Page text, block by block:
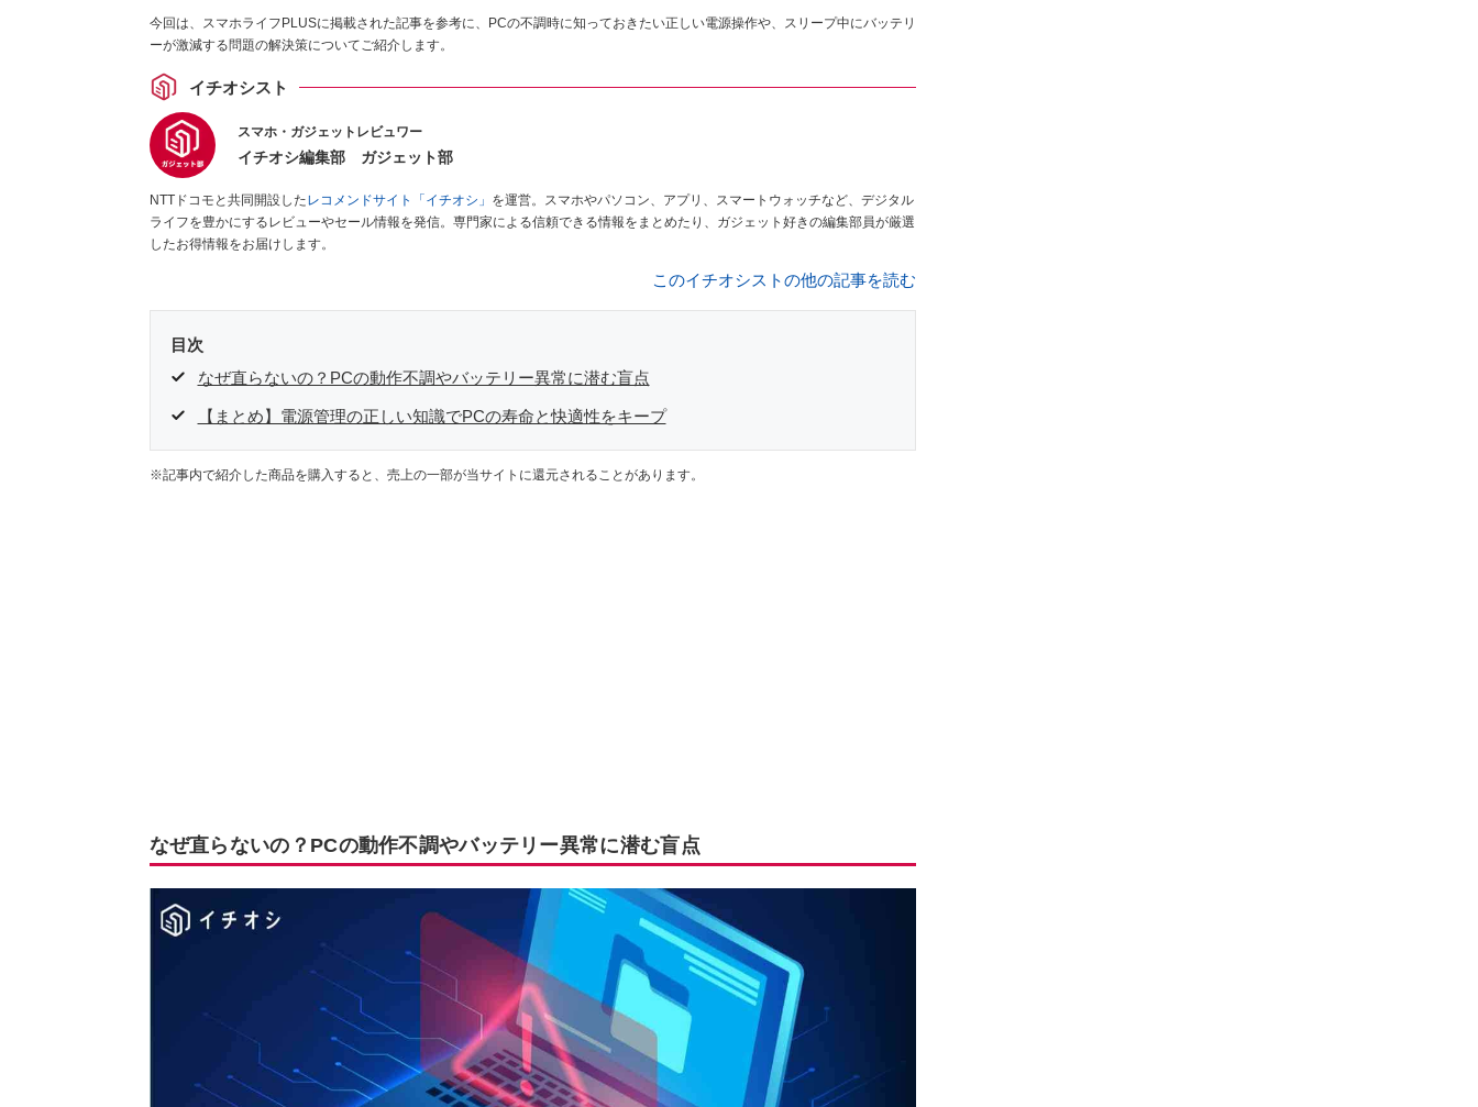
今回は、スマホライフPLUSに掲載された記事を参考に、PCの不調時に知っておきたい正しい電源操作や、スリープ中にバッテリ
ーが激減する問題の解決策についてご紹介します。
イチオシスト
スマホ・ガジェットレビュワー
イチオシ編集部 ガジェット部
NTTドコモと共同開設したレコメンドサイト「イチオシ」 を運営。スマホやパソコン、アプリ、スマートウォッチなど、デジタル
ライフを豊かにするレビューやセール情報を発信。専門家による信頼できる情報をまとめたり、ガジェット好きの編集部員が厳選
したお得情報をお届けします。
このイチオシストの他の記事を読む
目次
なぜ直らないの？PCの動作不調やバッテリー異常に潜む盲点
【まとめ】電源管理の正しい知識でPCの寿命と快適性をキープ
※記事内で紹介した商品を購入すると、売上の一部が当サイトに還元されることがあります。
なぜ直らないの？PCの動作不調やバッテリー異常に潜む盲点